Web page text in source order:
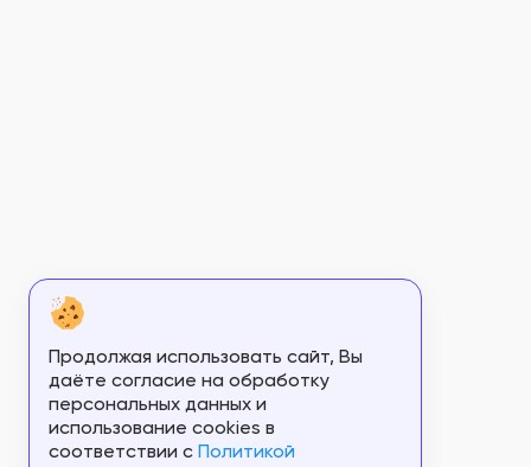
Продолжая использовать сайт, Вы
даёте согласие на обработку
персональных данных и
использование cookies в
соответствии c Политикой